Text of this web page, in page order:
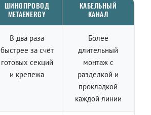
ШИНОПРОВОД
METAENERGY
КАБЕЛЬНЫЙ
КАНАЛ
В два раза
быстрее за счёт
готовых секций
и крепежа
Более
длительный
монтаж с
разделкой и
прокладкой
каждой линии